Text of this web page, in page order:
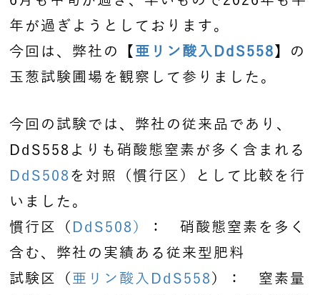
年が過ぎようとしております。
今回は、弊社の【 亜リン酸入DdS558 】の
玉葱試験圃場を観察して参りました。
今回の試験では、弊社の従来品であり、
DdS558よりも硝酸態窒素が多く含まれる
DdS508 を対照（慣行区）として比較を行
いました。
慣行区（ DdS508）
： 硝酸態窒素を多く
含む、弊社の実績ある従来型肥料
試験区（ 亜リン酸入DdS558 ）： 窒素量